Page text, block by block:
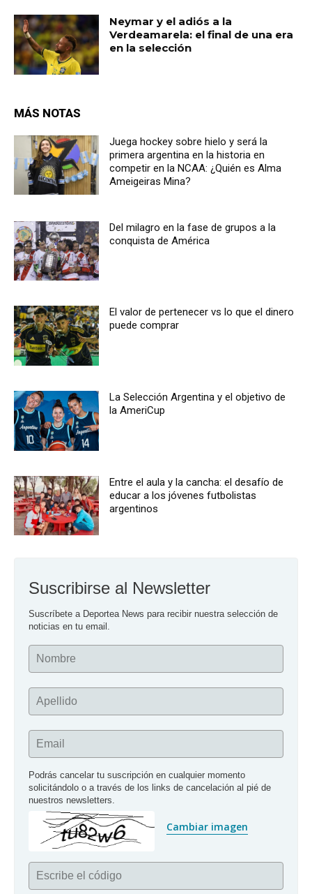
Neymar y el adiós a la
Verdeamarela: el final de una era
en la selección
MÁS NOTAS
Juega hockey sobre hielo y será la
primera argentina en la historia en
competir en la NCAA: ¿Quién es Alma
Ameigeiras Mina?
Del milagro en la fase de grupos a la
conquista de América
El valor de pertenecer vs lo que el dinero
puede comprar
La Selección Argentina y el objetivo de
la AmeriCup
Entre el aula y la cancha: el desafío de
educar a los jóvenes futbolistas
argentinos
Suscribirse al Newsletter
Suscríbete a Deportea News para recibir nuestra selección de
noticias en tu email.
Nombre
Apellido
Email
Podrás cancelar tu suscripción en cualquier momento
solicitándolo o a través de los links de cancelación al pié de
nuestros newsletters.
Cambiar imagen
Escribe el código